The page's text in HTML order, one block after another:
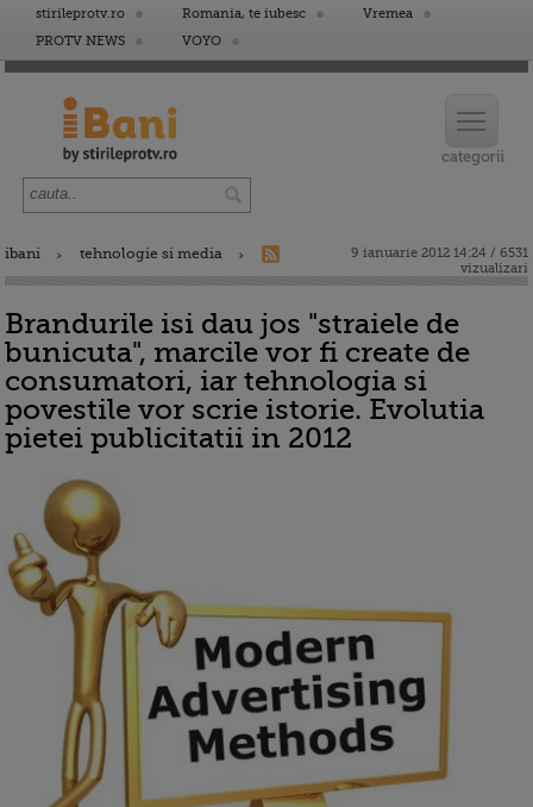
stirileprotv.ro Romania, te iubesc
Vremea
PROTV NEWS
VOYO
ibani tehnologie si media
9 ianuarie 2012 14:24 / 6531
vizualizari
Brandurile isi dau jos "straiele de
bunicuta", marcile vor fi create de
consumatori, iar tehnologia si
povestile vor scrie istorie. Evolutia
pietei publicitatii in 2012